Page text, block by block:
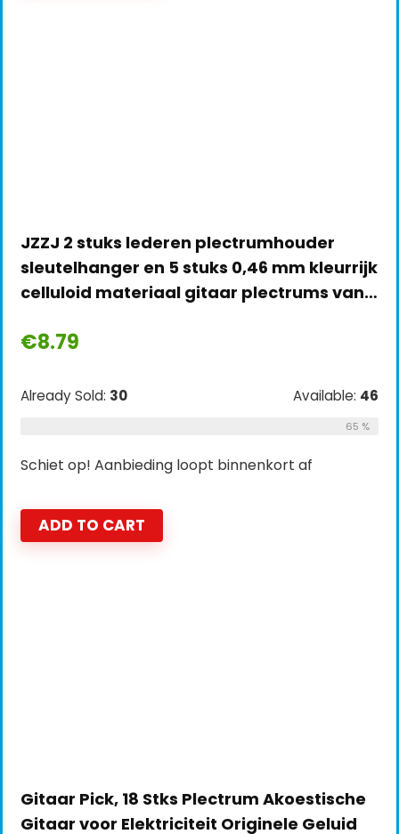
JZZJ 2 stuks lederen plectrumhouder
sleutelhanger en 5 stuks 0,46 mm kleurrijk
celluloid materiaal gitaar plectrums van…
€8.79
Already Sold: 30 Available: 46
65 %
Schiet op! Aanbieding loopt binnenkort af
ADD TO CART
Gitaar Pick, 18 Stks Plectrum Akoestische
Gitaar voor Elektriciteit Originele Geluid